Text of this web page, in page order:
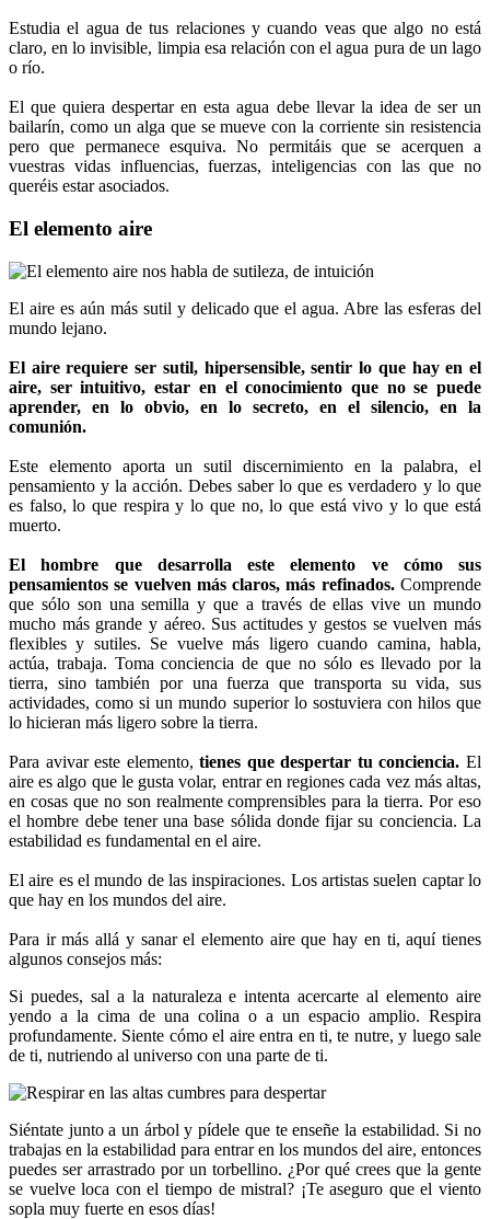
Estudia el agua de tus relaciones y cuando veas que algo no está
claro, en lo invisible, limpia esa relación con el agua pura de un lago
o río.
El que quiera despertar en esta agua debe llevar la idea de ser un
bailarín, como un alga que se mueve con la corriente sin resistencia
pero que permanece esquiva. No permitáis que se acerquen a
vuestras vidas influencias, fuerzas, inteligencias con las que no
queréis estar asociados.
El elemento aire
El aire es aún más sutil y delicado que el agua. Abre las esferas del
mundo lejano.
El aire requiere ser sutil, hipersensible, sentir lo que hay en el
aire, ser intuitivo, estar en el conocimiento que no se puede
aprender, en lo obvio, en lo secreto, en el silencio, en la
comunión.
Este elemento aporta un sutil discernimiento en la palabra, el
pensamiento y la acción. Debes saber lo que es verdadero y lo que
es falso, lo que respira y lo que no, lo que está vivo y lo que está
muerto.
El hombre que desarrolla este elemento ve cómo sus
pensamientos se vuelven más claros, más refinados.Comprende
que sólo son una semilla y que a través de ellas vive un mundo
mucho más grande y aéreo. Sus actitudes y gestos se vuelven más
flexibles y sutiles. Se vuelve más ligero cuando camina, habla,
actúa, trabaja. Toma conciencia de que no sólo es llevado por la
tierra, sino también por una fuerza que transporta su vida, sus
actividades, como si un mundo superior lo sostuviera con hilos que
lo hicieran más ligero sobre la tierra.
Para avivar este elemento,tienes que despertar tu conciencia. El
aire es algo que le gusta volar, entrar en regiones cada vez más altas,
en cosas que no son realmente comprensibles para la tierra. Por eso
el hombre debe tener una base sólida donde fijar su conciencia. La
estabilidad es fundamental en el aire.
El aire es el mundo de las inspiraciones. Los artistas suelen captar lo
que hay en los mundos del aire.
Para ir más allá y sanar el elemento aire que hay en ti, aquí tienes
algunos consejos más:
Si puedes, sal a la naturaleza e intenta acercarte al elemento aire
yendo a la cima de una colina o a un espacio amplio. Respira
profundamente. Siente cómo el aire entra en ti, te nutre, y luego sale
de ti, nutriendo al universo con una parte de ti.
Siéntate junto a un árbol y pídele que te enseñe la estabilidad. Si no
trabajas en la estabilidad para entrar en los mundos del aire, entonces
puedes ser arrastrado por un torbellino. ¿Por qué crees que la gente
se vuelve loca con el tiempo de mistral? ¡Te aseguro que el viento
sopla muy fuerte en esos días!